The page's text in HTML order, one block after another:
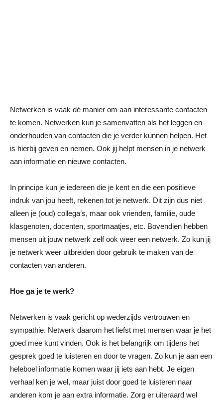
Netwerken is vaak dé manier om aan interessante contacten
te komen. Netwerken kun je samenvatten als het leggen en
onderhouden van contacten die je verder kunnen helpen. Het
is hierbij geven en nemen. Ook jij helpt mensen in je netwerk
aan informatie en nieuwe contacten.
In principe kun je iedereen die je kent en die een positieve
indruk van jou heeft, rekenen tot je netwerk. Dit zijn dus niet
alleen je (oud) collega’s, maar ook vrienden, familie, oude
klasgenoten, docenten, sportmaatjes, etc. Bovendien hebben
mensen uit jouw netwerk zelf ook weer een netwerk. Zo kun jij
je netwerk weer uitbreiden door gebruik te maken van de
contacten van anderen.
Hoe ga je te werk?
Netwerken is vaak gericht op wederzijds vertrouwen en
sympathie. Netwerk daarom het liefst met mensen waar je het
goed mee kunt vinden. Ook is het belangrijk om tijdens het
gesprek goed te luisteren en door te vragen. Zo kun je aan een
heleboel informatie komen waar jij iets aan hebt. Je eigen
verhaal ken je wel, maar juist door goed te luisteren naar
anderen kom je aan extra informatie. Zorg er uiteraard wel